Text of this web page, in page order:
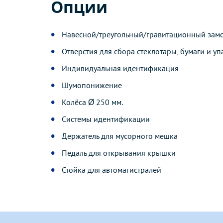
Опции
Навесной/треугольный/гравитационный
Отверстия для сбора стеклотары, бумаги и
Индивидуальная идентификация
Шумопонижение
Колёса Ø 250 мм.
Системы идентификации
Держатель для мусорного мешка
Педаль для открывания крышки
Стойка для автомагистралей